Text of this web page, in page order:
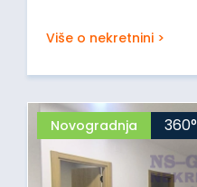
Više o nekretnini >
Novogradnja 360°